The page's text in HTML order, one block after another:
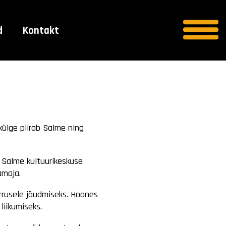
Kontakt
piirab Salme ning
kultuurikeskuse
jõudmiseks. Hoones